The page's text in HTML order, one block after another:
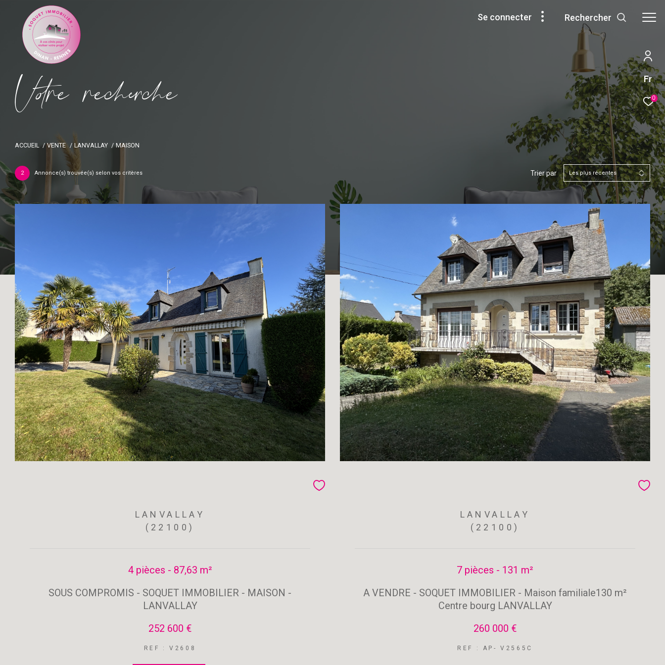
Fr
0
se connecter rechercher
Vore recece
ACCUEIL VENTE LANVALLAY MAISON
2 Annonce(s) trouvée(s) selon vos critères Trier par Les plus récentes
LANVALLAY
(22100)
4 pièces - 87,63 m²
SOUS COMPROMIS - SOQUET IMMOBILIER - MAISON -
LANVALLAY
252 600 €
REF : V2608
LANVALLAY
(22100)
7 pièces - 131 m²
A VENDRE - SOQUET IMMOBILIER - Maison familiale130 m²
Centre bourg LANVALLAY
260 000 €
REF : AP- V2565C